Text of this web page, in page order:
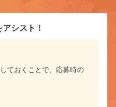
シスト！
ておくことで、応募時の